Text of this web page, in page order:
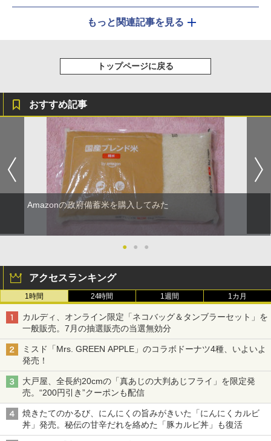
もっと関連記事を見る
トップページに戻る
おすすめ記事
Amazonの政府備蓄米を購入してみた
● ● ●
アクセスランキング
1時間 24時間 1週間 1カ月
カルディ、オンライン限定「ネコバッグ＆タンブラーセット」を
一般販売。7月の抽選販売の当選無効分
ミスド「Mrs. GREEN APPLE」のコラボドーナツ4種、いよいよ
発売！
大戸屋、全長約20cmの「真あじの大判あじフライ」を限定発
売。“200円引き”クーポンも配信
焼きたてのかるび、にんにくの旨みがきいた「にんにくカルビ
丼」発売。秘伝の甘辛だれを絡めた「豚カルビ丼」も復活